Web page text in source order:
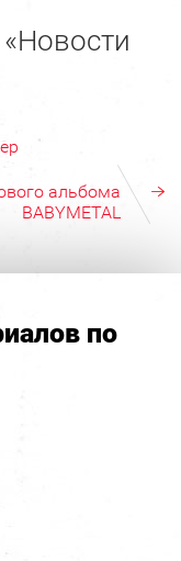
альбома
BABYMETAL
по